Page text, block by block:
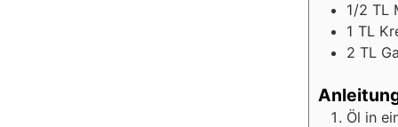
1/2 TL
1 TL
2 TL
Öl in